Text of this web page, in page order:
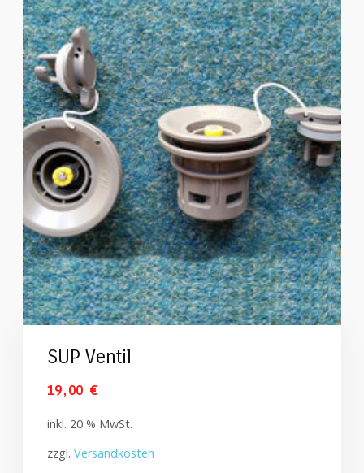
SUP Ventil
19,00 €
inkl. 20 % MwSt.
zzgl. Versandkosten